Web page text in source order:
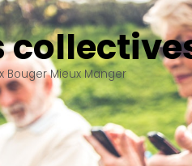
Bouger Mieux Manger